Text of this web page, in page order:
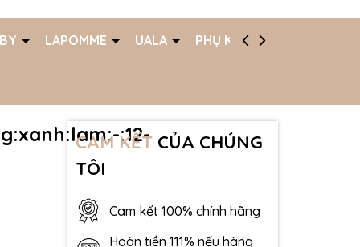
LAPOMME UALA PHỤ KIỆN
:12-
CAM KẾTCỦA CHÚNG
TÔI
Cam kết 100% chính hãng
Hoàn tiền 111% nếu hàng